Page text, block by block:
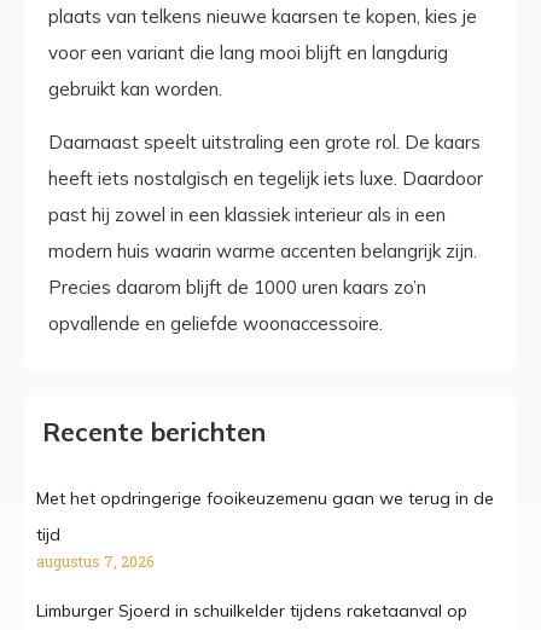
plaats van telkens nieuwe kaarsen te kopen, kies je
voor een variant die lang mooi blijft en langdurig
gebruikt kan worden.
Daarnaast speelt uitstraling een grote rol. De kaars
heeft iets nostalgisch en tegelijk iets luxe. Daardoor
past hij zowel in een klassiek interieur als in een
modern huis waarin warme accenten belangrijk zijn.
Precies daarom blijft de 1000 uren kaars zo’n
opvallende en geliefde woonaccessoire.
Recente berichten
Met het opdringerige fooikeuzemenu gaan we terug in de
tijd
augustus 7, 2026
Limburger Sjoerd in schuilkelder tijdens raketaanval op